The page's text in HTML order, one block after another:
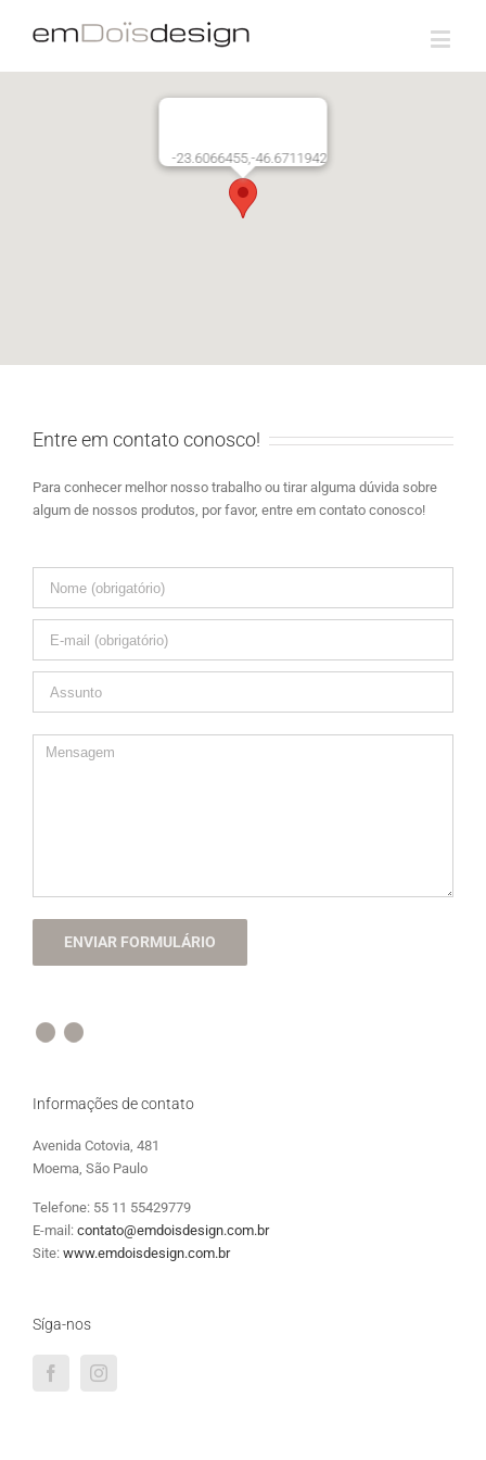
-23.6066455,-46.6711942
Entre em contato conosco!
Para conhecer melhor nosso trabalho ou tirar alguma dúvida sobre
algum de nossos produtos, por favor, entre em contato conosco!
Informações de contato
Avenida Cotovia, 481
Moema, São Paulo
Telefone: 55 11 55429779
E-mail: contato@emdoisdesign.com.br
Site: www.emdoisdesign.com.br
Síga-nos